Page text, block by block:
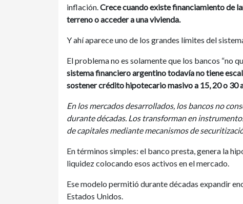
inflación.Crece cuando existe financiamiento de
terreno o acceder a una vivienda.
Y ahí aparece uno de los grandes límites del
El problema no es solamente que los bancos “no
sistema financiero argentino todavía no tiene
sostener crédito hipotecario masivo a 15, 20 o 30
En los mercados desarrollados, los bancos no
durante décadas. Los transforman en
de capitales mediante mecanismos de
En términos simples: el banco presta, genera la
liquidez colocando esos activos en el mercado.
Ese modelo permitió durante décadas expandir
Estados Unidos.